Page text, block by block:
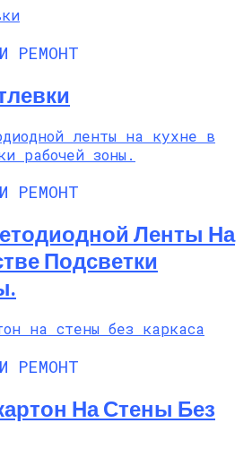
РЕМОНТ
РЕМОНТ
Ленты На
Подсветки
РЕМОНТ
На Стены Без